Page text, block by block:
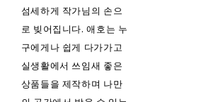
섬세하게 작가님의 손으
로 빚어집니다. 애호는 누
구에게나 쉽게 다가가고
실생활에서 쓰임새 좋은
상품들을 제작하며 나만